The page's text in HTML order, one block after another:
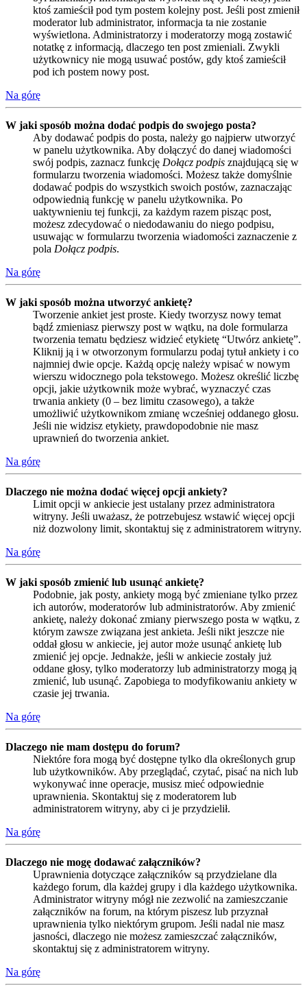
ktoś zamieścił pod tym postem kolejny post. Jeśli post zmienił
moderator lub administrator, informacja ta nie zostanie
wyświetlona. Administratorzy i moderatorzy mogą zostawić
notatkę z informacją, dlaczego ten post zmieniali. Zwykli
użytkownicy nie mogą usuwać postów, gdy ktoś zamieścił
pod ich postem nowy post.
Na górę
W jaki sposób można dodać podpis do swojego posta?
Aby dodawać podpis do posta, należy go najpierw utworzyć
w panelu użytkownika. Aby dołączyć do danej wiadomości
swój podpis, zaznacz funkcję Dołącz podpis znajdującą się w
formularzu tworzenia wiadomości. Możesz także domyślnie
dodawać podpis do wszystkich swoich postów, zaznaczając
odpowiednią funkcję w panelu użytkownika. Po
uaktywnieniu tej funkcji, za każdym razem pisząc post,
możesz zdecydować o niedodawaniu do niego podpisu,
usuwając w formularzu tworzenia wiadomości zaznaczenie z
pola Dołącz podpis.
Na górę
W jaki sposób można utworzyć ankietę?
Tworzenie ankiet jest proste. Kiedy tworzysz nowy temat
bądź zmieniasz pierwszy post w wątku, na dole formularza
tworzenia tematu będziesz widzieć etykietę “Utwórz ankietę”.
Kliknij ją i w otworzonym formularzu podaj tytuł ankiety i co
najmniej dwie opcje. Każdą opcję należy wpisać w nowym
wierszu widocznego pola tekstowego. Możesz określić liczbę
opcji, jakie użytkownik może wybrać, wyznaczyć czas
trwania ankiety (0 – bez limitu czasowego), a także
umożliwić użytkownikom zmianę wcześniej oddanego głosu.
Jeśli nie widzisz etykiety, prawdopodobnie nie masz
uprawnień do tworzenia ankiet.
Na górę
Dlaczego nie można dodać więcej opcji ankiety?
Limit opcji w ankiecie jest ustalany przez administratora
witryny. Jeśli uważasz, że potrzebujesz wstawić więcej opcji
niż dozwolony limit, skontaktuj się z administratorem witryny.
Na górę
W jaki sposób zmienić lub usunąć ankietę?
Podobnie, jak posty, ankiety mogą być zmieniane tylko przez
ich autorów, moderatorów lub administratorów. Aby zmienić
ankietę, należy dokonać zmiany pierwszego posta w wątku, z
którym zawsze związana jest ankieta. Jeśli nikt jeszcze nie
oddał głosu w ankiecie, jej autor może usunąć ankietę lub
zmienić jej opcje. Jednakże, jeśli w ankiecie zostały już
oddane głosy, tylko moderatorzy lub administratorzy mogą ją
zmienić, lub usunąć. Zapobiega to modyfikowaniu ankiety w
czasie jej trwania.
Na górę
Dlaczego nie mam dostępu do forum?
Niektóre fora mogą być dostępne tylko dla określonych grup
lub użytkowników. Aby przeglądać, czytać, pisać na nich lub
wykonywać inne operacje, musisz mieć odpowiednie
uprawnienia. Skontaktuj się z moderatorem lub
administratorem witryny, aby ci je przydzielił.
Na górę
Dlaczego nie mogę dodawać załączników?
Uprawnienia dotyczące załączników są przydzielane dla
każdego forum, dla każdej grupy i dla każdego użytkownika.
Administrator witryny mógł nie zezwolić na zamieszczanie
załączników na forum, na którym piszesz lub przyznał
uprawnienia tylko niektórym grupom. Jeśli nadal nie masz
jasności, dlaczego nie możesz zamieszczać załączników,
skontaktuj się z administratorem witryny.
Na górę